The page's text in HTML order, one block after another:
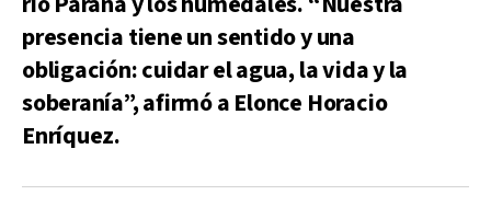
presencia tiene un sentido y una
obligación: cuidar el agua, la vida y la
soberanía”, afirmó a Elonce Horacio
Enríquez.